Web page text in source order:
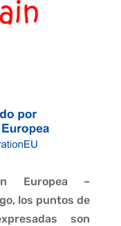
Europea –
los puntos de
son